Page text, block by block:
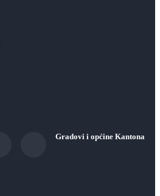
Gradovi i općine Kantona